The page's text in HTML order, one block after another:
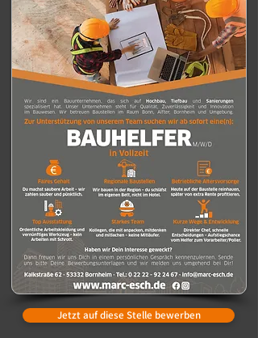
Jetzt auf diese Stelle bewerben